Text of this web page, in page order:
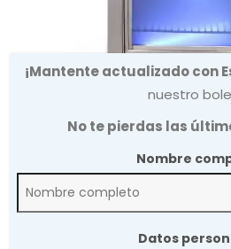
Esterilizador 90
especialidad
¡Mantente actualizado con
nuestro
No te pierdas las
Nombre
Datos